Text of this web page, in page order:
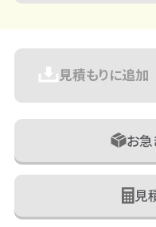
見積もりに追加
お
見